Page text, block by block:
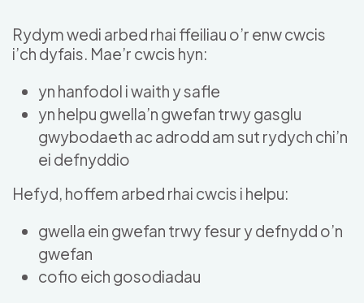
Rydym wedi arbed rhai ffeiliau o’r enw cwcis
i’ch dyfais. Mae’r cwcis hyn:
yn hanfodol i waith y safle
yn helpu gwella’n gwefan trwy gasglu
gwybodaeth ac adrodd am sut rydych chi’n
ei defnyddio
Hefyd, hoffem arbed rhai cwcis i helpu:
gwella ein gwefan trwy fesur y defnydd o’n
gwefan
cofio eich gosodiadau